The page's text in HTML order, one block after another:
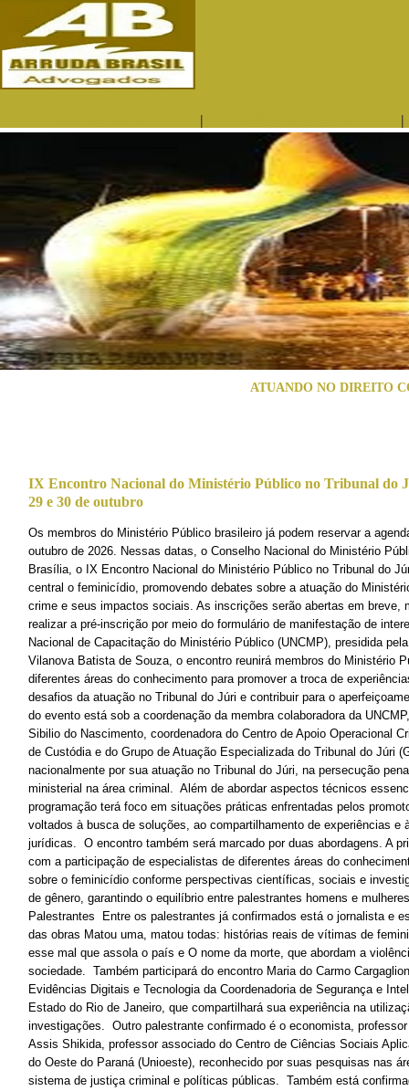
| |
ATUANDO NO DIREITO
IX Encontro Nacional do Ministério Público no Tribunal do
29 e 30 de outubro
Os membros do Ministério Público brasileiro já podem reservar a
outubro de 2026. Nessas datas, o Conselho Nacional do Ministério
Brasília, o IX Encontro Nacional do Ministério Público no Tribunal do
central o feminicídio, promovendo debates sobre a atuação do
crime e seus impactos sociais. As inscrições serão abertas em breve,
realizar a pré-inscrição por meio do formulário de manifestação de
Nacional de Capacitação do Ministério Público (UNCMP), presidida
Vilanova Batista de Souza, o encontro reunirá membros do Ministério
diferentes áreas do conhecimento para promover a troca de
desafios da atuação no Tribunal do Júri e contribuir para o
do evento está sob a coordenação da membra colaboradora da
Sibilio do Nascimento, coordenadora do Centro de Apoio Operacional
de Custódia e do Grupo de Atuação Especializada do Tribunal do Júri
nacionalmente por sua atuação no Tribunal do Júri, na persecução
ministerial na área criminal. Além de abordar aspectos técnicos
programação terá foco em situações práticas enfrentadas pelos
voltados à busca de soluções, ao compartilhamento de experiências e
jurídicas. O encontro também será marcado por duas abordagens. A
com a participação de especialistas de diferentes áreas do
sobre o feminicídio conforme perspectivas científicas, sociais e
de gênero, garantindo o equilíbrio entre palestrantes homens e
Palestrantes Entre os palestrantes já confirmados está o jornalista e
das obras Matou uma, matou todas: histórias reais de vítimas de
esse mal que assola o país e O nome da morte, que abordam a
sociedade. Também participará do encontro Maria do Carmo
Evidências Digitais e Tecnologia da Coordenadoria de Segurança e
Estado do Rio de Janeiro, que compartilhará sua experiência na
investigações. Outro palestrante confirmado é o economista,
Assis Shikida, professor associado do Centro de Ciências Sociais
do Oeste do Paraná (Unioeste), reconhecido por suas pesquisas nas
sistema de justiça criminal e políticas públicas. Também está